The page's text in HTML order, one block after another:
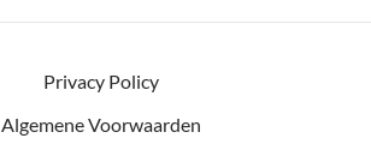
Privacy Policy
Algemene Voorwaarden